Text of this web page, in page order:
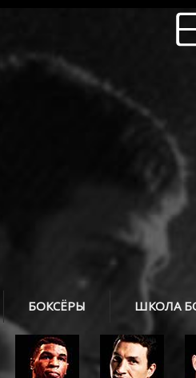
БОКСЁРЫ ШКОЛА